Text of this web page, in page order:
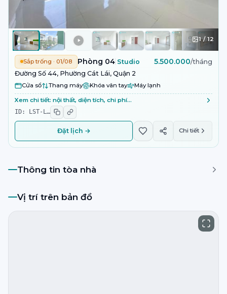
1/ 12
Sắp trống · 01/08 Phòng 04 Studio 5.500.000/tháng
Đường Số 44, Phường Cát Lái, Quận 2
Cửa sổ Thang máy Khóa vân tay Máy lạnh
Xem chi tiết: nội thất, diện tích, chi phí…
ID:
LST-L…
Đặt lịch → Chi tiết
Thông tin tòa nhà
Vị trí trên bản đồ